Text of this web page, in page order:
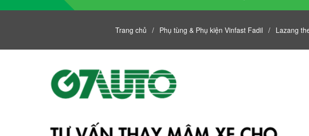
Trang chủ / Phụ tùng & Phụ kiện Vinfast Fadil / Lazang